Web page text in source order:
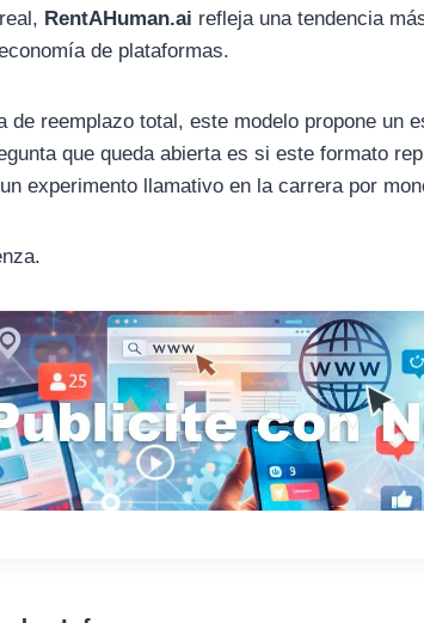
RentAHuman.ai refleja una tendencia
de plataformas.
de reemplazo total, este modelo propone un
que queda abierta es si este formato
experimento llamativo en la carrera por